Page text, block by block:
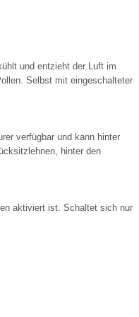
und entzieht der Luft im
Selbst mit eingeschalteter
verfügbar und kann hinter
hinter den
aktiviert ist. Schaltet sich nur